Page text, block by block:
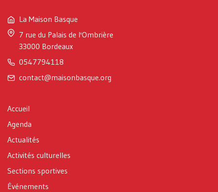
La Maison Basque
7 rue du Palais de l'Ombrière
33000 Bordeaux
0547794118
contact@maisonbasque.org
Accueil
Agenda
Actualités
Activités culturelles
Sections sportives
Événements